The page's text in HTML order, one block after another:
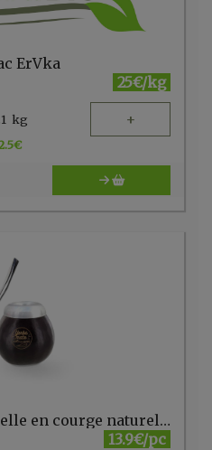
ErVka
25€/kg
kg +
€
Calebasse traditionnelle en courge naturelle + paille
13.9€/pc